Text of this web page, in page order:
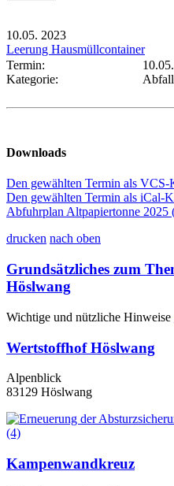
10.05. 2023
Leerung Hausmüllcontainer
Termin:
Kategorie:
Downloads
Den gewählten Termin als VCS-
Den gewählten Termin als iCal-
Abfuhrplan Altpapiertonne 2025
drucken nach oben
Grundsätzliches zum
Höslwang
Wichtige und nützliche Hinweise
Wertstoffhof Höslwang
Alpenblick
83129 Höslwang
Kampenwandkreuz